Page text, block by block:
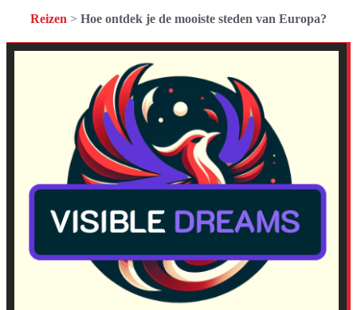
Reizen > Hoe ontdek je de mooiste steden van Europa?